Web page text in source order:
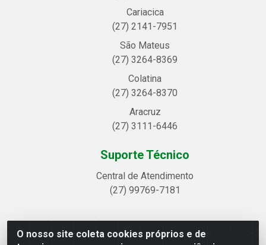
O nosso site coleta cookies próprios e de
Cariacica
(27) 2141-7951
São Mateus
(27) 3264-8369
Colatina
(27) 3264-8370
Aracruz
(27) 3111-6446
Suporte Técnico
Central de Atendimento
(27) 99769-7181
Linhavix Distribuidora LTDA - Avenida Alegre, 2521 -